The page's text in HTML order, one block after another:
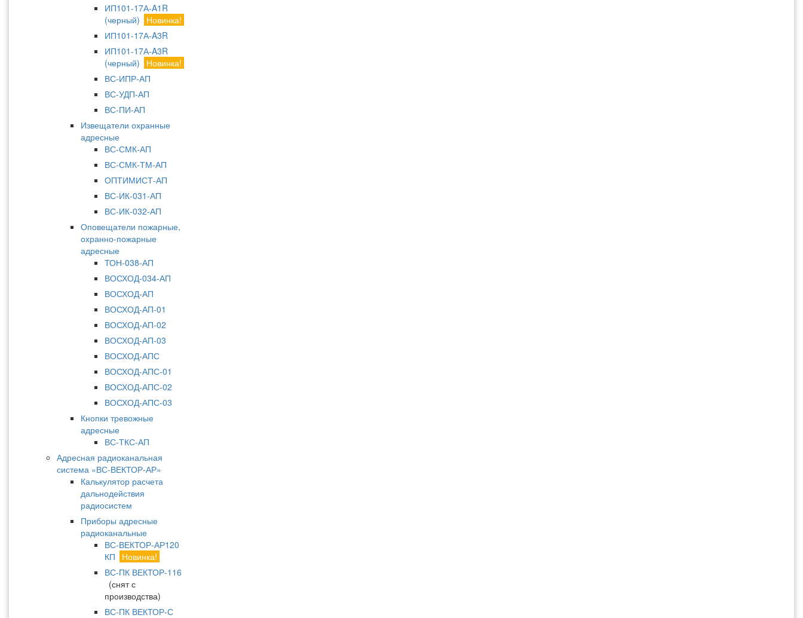
ИП101-17А-A1R
(черный)
Новинка!
ИП101-17А-A3R
ИП101-17А-A3R
(черный)
Новинка!
ВС-ИПР-АП
ВС-УДП-АП
ВС-ПИ-АП
Извещатели охранные
адресные
ВС-СМК-АП
ВС-СМК-ТМ-АП
ОПТИМИСТ-АП
ВС-ИК-031-АП
ВС-ИК-032-АП
Оповещатели пожарные,
охранно-пожарные
адресные
ТОН-038-АП
ВОСХОД-034-АП
ВОСХОД-АП
ВОСХОД-АП-01
ВОСХОД-АП-02
ВОСХОД-АП-03
ВОСХОД-АПС
ВОСХОД-АПС-01
ВОСХОД-АПС-02
ВОСХОД-АПС-03
Кнопки тревожные
адресные
ВС-ТКС-АП
Адресная радиоканальная
система «ВС-ВЕКТОР-АР»
Калькулятор расчета
дальнодействия
радиосистем
Приборы адресные
радиоканальные
ВС-ВЕКТОР-АР120
КП
Новинка!
ВС-ПК ВЕКТОР-116
(снят с
производства)
ВС-ПК ВЕКТОР-С